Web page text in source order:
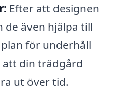
Efter att designen
även hjälpa till
för underhåll
din trädgård
ut över tid.